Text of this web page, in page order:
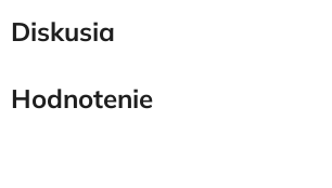
Diskusia
Hodnotenie